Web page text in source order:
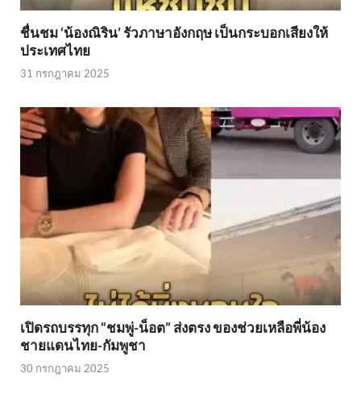
ชื่นชม ‘น้องณิริน’ รัวภาษาอังกฤษ เป็นกระบอกเสียงให้
ประเทศไทย
31 กรกฎาคม 2025
เปิดรถบรรทุก “ชมพู่-น็อต” ส่งตรง ของช่วยเหลือพี่น้อง
ชายแดนไทย-กัมพูชา
30 กรกฎาคม 2025